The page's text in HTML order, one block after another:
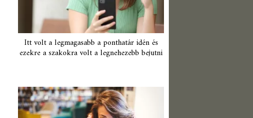
Itt volt a legmagasabb a ponthatár idén és
ezekre a szakokra volt a legnehezebb bejutni